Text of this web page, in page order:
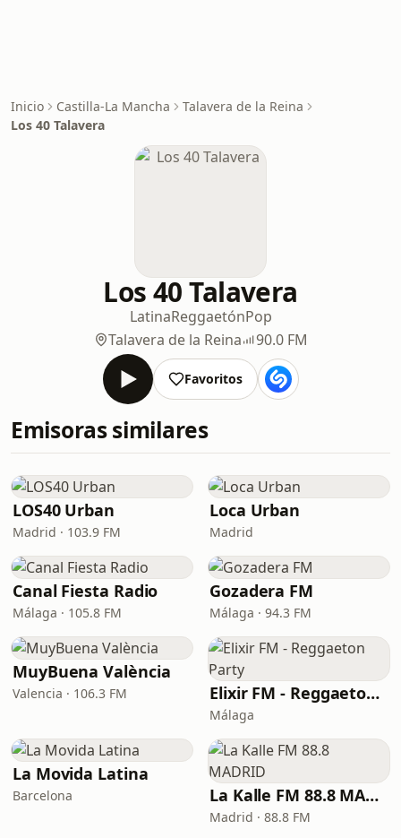
Inicio Castilla-La Mancha
Talavera de la Reina
Los 40 Talavera
Los 40 Talavera
LatinaReggaetónPop
Talavera de la Reina
90.0 FM
Favoritos
Emisoras similares
LOS40 Urban
Madrid · 103.9 FM
Loca Urban
Madrid
Canal Fiesta Radio
Málaga · 105.8 FM
Gozadera FM
Málaga · 94.3 FM
MuyBuena València
Valencia · 106.3 FM Elixir FM - Reggaeton Party
Málaga
La Movida Latina
Barcelona La Kalle FM 88.8 MADRID
Madrid · 88.8 FM